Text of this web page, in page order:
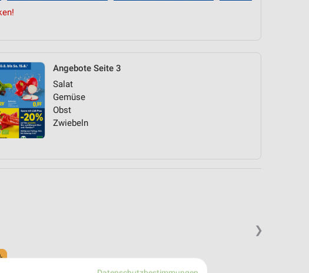
Angebote Seite 3
Salat
Gemüse
Obst
Zwiebeln
❯